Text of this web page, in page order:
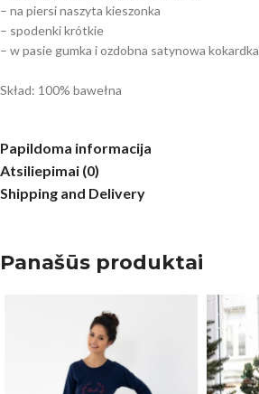
– na piersi naszyta kieszonka
– spodenki krótkie
– w pasie gumka i ozdobna satynowa kokardka
Skład: 100% bawełna
Papildoma informacija
Atsiliepimai (0)
Shipping and Delivery
Panašūs produktai